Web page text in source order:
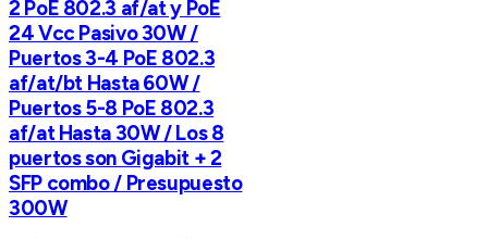
2 PoE 802.3 af/at y PoE
24 Vcc Pasivo 30W /
Puertos 3-4 PoE 802.3
af/at/bt Hasta 60W /
Puertos 5-8 PoE 802.3
af/at Hasta 30W / Los 8
puertos son Gigabit + 2
SFP combo / Presupuesto
300W